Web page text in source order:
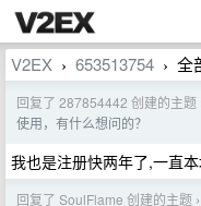
V2EX › 653513754 › 全
回复了 287854442 创建的主题
使用，有什么想问的？
我也是注册快两年了,一直
回复了 SoulFlame 创建的主题 ›